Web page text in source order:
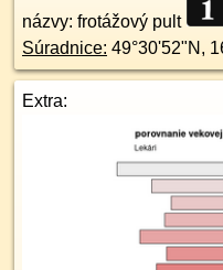
názvy: frotážový pult
Súradnice: 49°30'52"N ,
Extra: